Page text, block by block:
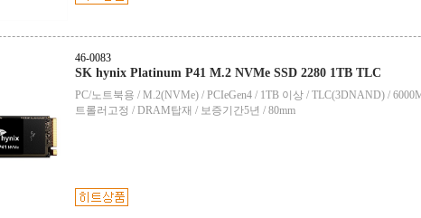
46-0083
SK hynix Platinum P41 M.2 NVMe SSD 2280 1TB TLC
PC/노트북용 / M.2(NVMe) / PCIeGen4 / 1TB 이상 / TLC(3DNAND) /
트롤러고정 / DRAM탑재 / 보증기간5년 / 80mm